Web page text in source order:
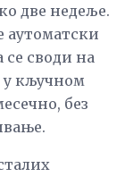
две недеље.
аутоматски
се своди на
у кључном
без